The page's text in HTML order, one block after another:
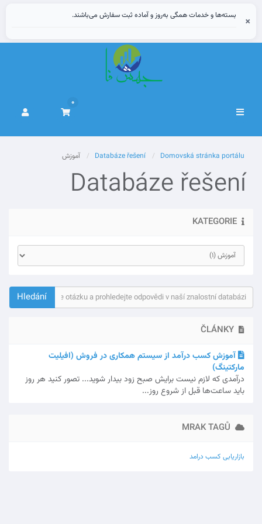
بسته‌ها و خدمات همگی به‌روز و آماده ثبت سفارش می‌باشند. ×
Přepnout
0
Domovská stránka portálu
Databáze řešení آموزش
Databáze řešení
آموزش کسب درآمد از سیستم همکاری در فروش (افیلیت
مارکتینگ)
درآمدی که لازم نیست برایش صبح زود بیدار شوید... تصور کنید هر روز
باید ساعت‌ها قبل از شروع روز...
بازاریابی کسب درامد